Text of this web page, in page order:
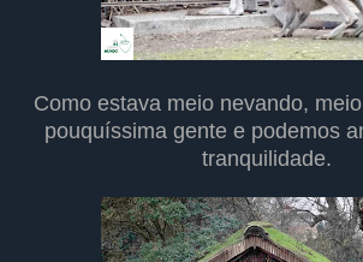
Como estava meio nevando,
pouquíssima gente e podemos
tranquilidade.